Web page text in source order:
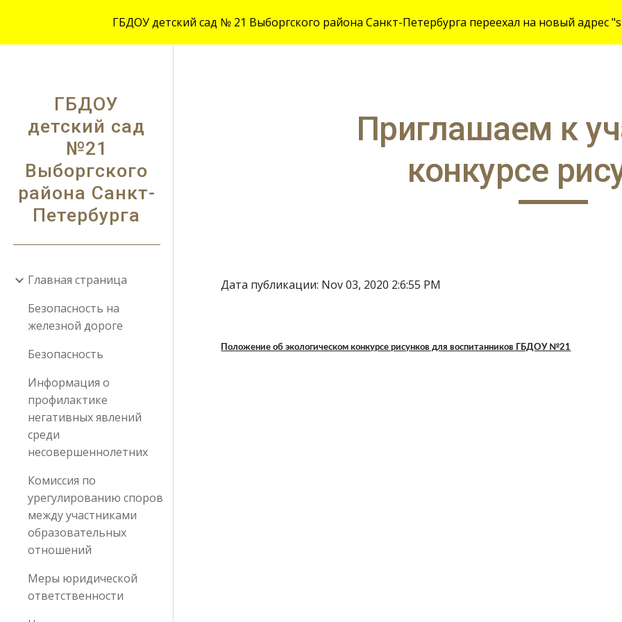
Skip to main content Skip to
ГБДОУ детский сад № 21 Выборгского района Санкт-Петербурга переехал на новый адрес
ГБДОУ
детский сад
№21
Выборгского
района Санкт-
Петербурга
Главная страница
Безопасность на
железной дороге
Безопасность
Информация о
профилактике
негативных явлений
среди
несовершеннолетних
Комиссия по
урегулированию споров
между участниками
образовательных
отношений
Меры юридической
ответственности
Приглашаем к
конкурсе
Дата публикации: Nov 03, 2020 2:6:55 PM
Положение об экологическом конкурсе рисунков для воспитанников ГБДОУ №21